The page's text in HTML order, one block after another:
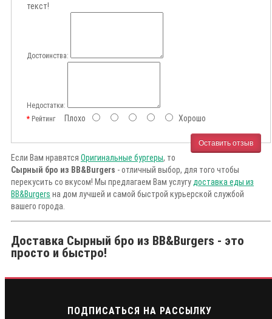
текст!
Достоинства:
Недостатки:
РейтингПлохо Хорошо
Оставить отзыв
Если Вам нравятся Оригинальные бургеры, то
Сырный бро из BB&Burgers - отличный выбор, для того чтобы
перекусить со вкусом! Мы предлагаем Вам услугу доставка еды из
BB&Burgers на дом лучшей и самой быстрой курьерской службой
вашего города.
Доставка Сырный бро из BB&Burgers - это
просто и быстро!
ПОДПИСАТЬСЯ НА РАССЫЛКУ